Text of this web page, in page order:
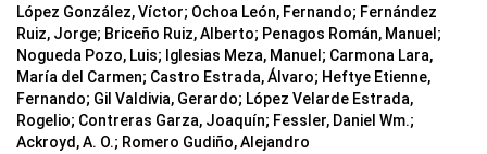
López González, Víctor; Ochoa León, Fernando; Fernández
Ruiz, Jorge; Briceño Ruiz, Alberto; Penagos Román, Manuel;
Nogueda Pozo, Luis; Iglesias Meza, Manuel; Carmona Lara,
María del Carmen; Castro Estrada, Álvaro; Heftye Etienne,
Fernando; Gil Valdivia, Gerardo; López Velarde Estrada,
Rogelio; Contreras Garza, Joaquín; Fessler, Daniel Wm.;
Ackroyd, A. O.; Romero Gudiño, Alejandro